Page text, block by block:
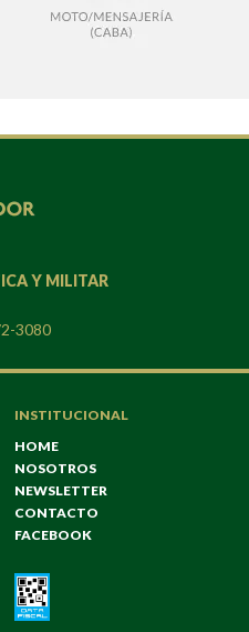
Y MILITAR
3080
INSTITUCIONAL
HOME
NOSOTROS
NEWSLETTER
CONTACTO
FACEBOOK